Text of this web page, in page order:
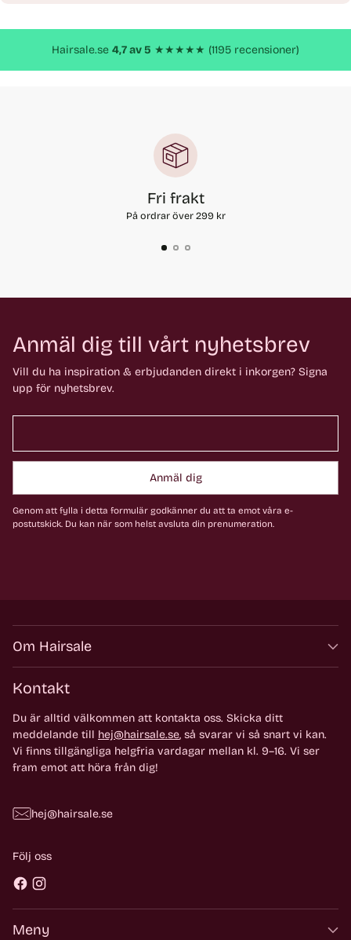
produkt
Hairsale.se 4,7 av 5 ★★★★★ (1195 recensioner)
Fri frakt
På ordrar över 299 kr
Anmäl dig till vårt nyhetsbrev
Vill du ha inspiration & erbjudanden direkt i inkorgen? Signa
upp för nyhetsbrev.
Anmäl dig
Genom att fylla i detta formulär godkänner du att ta emot våra e-
postutskick. Du kan när som helst avsluta din prenumeration.
Om Hairsale
Kontakt
Du är alltid välkommen att kontakta oss. Skicka ditt
meddelande till hej@hairsale.se, så svarar vi så snart vi kan.
Vi finns tillgängliga helgfria vardagar mellan kl. 9–16. Vi ser
fram emot att höra från dig!
hej@hairsale.se
Följ oss
Meny